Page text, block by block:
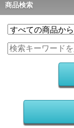
商品検索